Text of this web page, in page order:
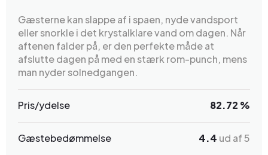
Gæsterne kan slappe af i spaen, nyde vandsport
eller snorkle i det krystalklare vand om dagen. Når
aftenen falder på, er den perfekte måde at
afslutte dagen på med en stærk rom-punch, mens
man nyder solnedgangen.
Pris/ydelse 82.72 %
Gæstebedømmelse 4.4 ud af 5